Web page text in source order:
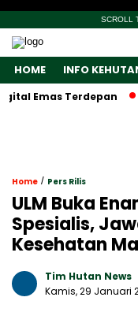
SCROLL
HOME INFO
Emas Terdepan
Home / Pers Rilis
ULM Buka
Spesialis,
Kesehatan
Tim Hutan News
Kamis, 29 Januari